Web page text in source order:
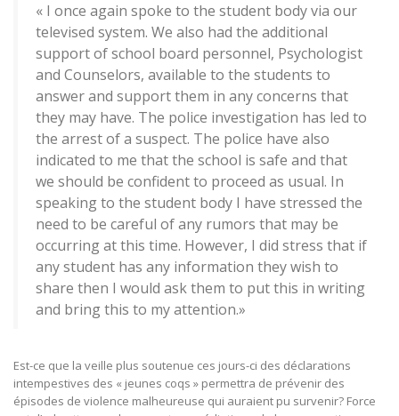
« I once again spoke to the student body via our
televised system. We also had the additional
support of school board personnel, Psychologist
and Counselors, available to the students to
answer and support them in any concerns that
they may have. The police investigation has led to
the arrest of a suspect. The police have also
indicated to me that the school is safe and that
we should be confident to proceed as usual. In
speaking to the student body I have stressed the
need to be careful of any rumors that may be
occurring at this time. However, I did stress that if
any student has any information they wish to
share then I would ask them to put this in writing
and bring this to my attention.»
Est-ce que la veille plus soutenue ces jours-ci des déclarations
intempestives des « jeunes coqs » permettra de prévenir des
épisodes de violence malheureuse qui auraient pu survenir? Force